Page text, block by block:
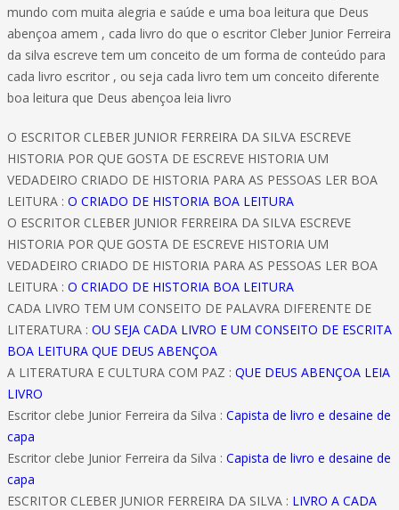
mundo com muita alegria e saúde e uma boa leitura que Deus
abençoa amem , cada livro do que o escritor Cleber Junior Ferreira
da silva escreve tem um conceito de um forma de conteúdo para
cada livro escritor , ou seja cada livro tem um conceito diferente
boa leitura que Deus abençoa leia livro
O ESCRITOR CLEBER JUNIOR FERREIRA DA SILVA ESCREVE
HISTORIA POR QUE GOSTA DE ESCREVE HISTORIA UM
VEDADEIRO CRIADO DE HISTORIA PARA AS PESSOAS LER BOA
LEITURA : O CRIADO DE HISTORIA BOA LEITURA
O ESCRITOR CLEBER JUNIOR FERREIRA DA SILVA ESCREVE
HISTORIA POR QUE GOSTA DE ESCREVE HISTORIA UM
VEDADEIRO CRIADO DE HISTORIA PARA AS PESSOAS LER BOA
LEITURA : O CRIADO DE HISTORIA BOA LEITURA
CADA LIVRO TEM UM CONSEITO DE PALAVRA DIFERENTE DE
LITERATURA : OU SEJA CADA LIVRO E UM CONSEITO DE ESCRITA
BOA LEITURA QUE DEUS ABENÇOA
A LITERATURA E CULTURA COM PAZ : QUE DEUS ABENÇOA LEIA
LIVRO
Escritor clebe Junior Ferreira da Silva : Capista de livro e desaine de
capa
Escritor clebe Junior Ferreira da Silva : Capista de livro e desaine de
capa
ESCRITOR CLEBER JUNIOR FERREIRA DA SILVA : LIVRO A CADA